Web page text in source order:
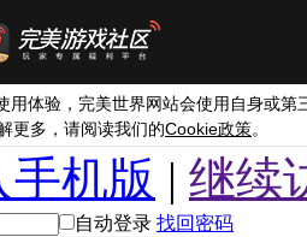
用体验，完美世界网站会使用自身或第
更多，请阅读我们的Cookie政策。
手机版 | 继续
自动登录 找回密码